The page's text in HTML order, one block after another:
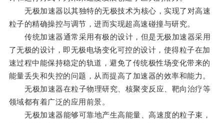
无极加速器以其独特的无极技术为核心，实现了对高速
粒子的精确操控与调节，进而实现超高速碰撞与研究。
传统加速器通常采用有极的设计，但是无极加速器采用
了无极的设计，即无极电场变化可控的设计，使得粒子在加
速过程中能保持稳定的轨道，避免了传统极性场变化带来的
能量丢失和失控的问题，从而提高了加速器的效率和能力。
无极加速器在粒子物理研究、核聚变反应、靶向治疗等
领域都有着广泛的应用前景。
无极加速器能够可靠地产生高能量、高速度的粒子束，